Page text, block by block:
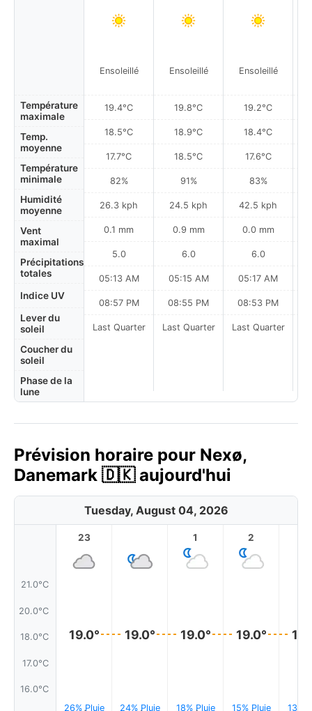
Température
maximale
Temp.
moyenne
Température
minimale
Humidité
moyenne
Vent
maximal
Précipitations
totales
Indice UV
Lever du
soleil
Coucher du
soleil
Phase de la
lune
Ensoleillé
19.4°C
18.5°C
17.7°C
82%
26.3 kph
0.1 mm
5.0
05:13 AM
08:57 PM
Last Quarter
Ensoleillé
19.8°C
18.9°C
18.5°C
91%
24.5 kph
0.9 mm
6.0
05:15 AM
08:55 PM
Last Quarter
Ensoleillé
19.2°C
18.4°C
17.6°C
83%
42.5 kph
0.0 mm
6.0
05:17 AM
08:53 PM
Last Quarter
Prévision horaire pour Nexø,
Danemark 🇩🇰 aujourd'hui
Tuesday, August 04, 2026
21.0°C
20.0°C
18.0°C
17.0°C
16.0°C
23
19.0°
26% Pluie
19.0°
24% Pluie
1
19.0°
18% Pluie
2
19.0°
15% Pluie 13%